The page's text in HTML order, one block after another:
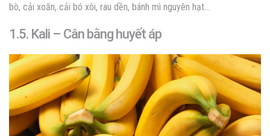
bò, cải xoăn, cải bó xôi, rau dền, bánh mì nguyên hạt…
1.5. Kali – Cân bằng huyết áp